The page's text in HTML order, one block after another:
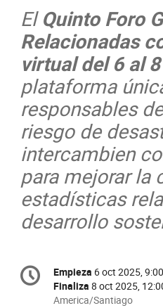
ElQuinto Foro
Relacionadas
virtual del 6 al
plataforma
responsables
riesgo de
intercambien
para mejorar la
estadísticas
desarrollo
Conference
information
Fecha/Hora
Empieza 6 oct 2025, 9:00
Finaliza 8 oct 2025,
All
America/Santiago